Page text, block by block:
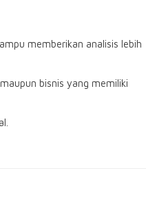
memberikan analisis lebih
bisnis yang memiliki